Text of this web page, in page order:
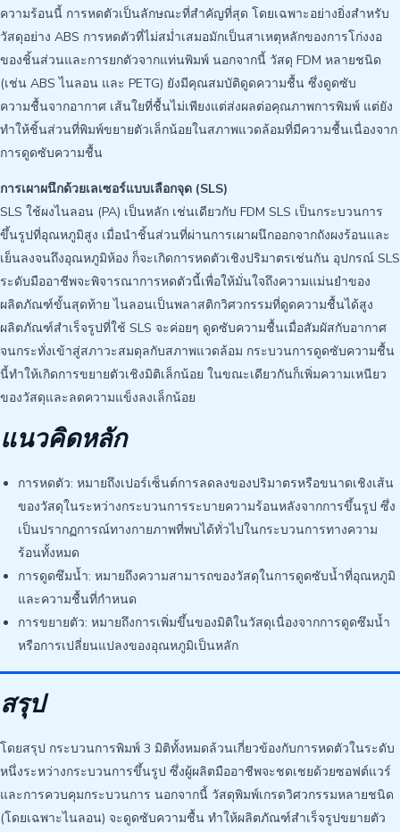
ความร้อนนี้ การหดตัวเป็นลักษณะที่สำคัญที่สุด โดยเฉพาะอย่างยิ่งสำหรับ
วัสดุอย่าง ABS การหดตัวที่ไม่สม่ำเสมอมักเป็นสาเหตุหลักของการโก่งงอ
ของชิ้นส่วนและการยกตัวจากแท่นพิมพ์ นอกจากนี้ วัสดุ FDM หลายชนิด
(เช่น ABS ไนลอน และ PETG) ยังมีคุณสมบัติดูดความชื้น ซึ่งดูดซับ
ความชื้นจากอากาศ เส้นใยที่ชื้นไม่เพียงแต่ส่งผลต่อคุณภาพการพิมพ์ แต่ยัง
ทำให้ชิ้นส่วนที่พิมพ์ขยายตัวเล็กน้อยในสภาพแวดล้อมที่มีความชื้นเนื่องจาก
การดูดซับความชื้น
การเผาผนึกด้วยเลเซอร์แบบเลือกจุด (SLS)
SLS ใช้ผงไนลอน (PA) เป็นหลัก เช่นเดียวกับ FDM SLS เป็นกระบวนการ
ขึ้นรูปที่อุณหภูมิสูง เมื่อนำชิ้นส่วนที่ผ่านการเผาผนึกออกจากถังผงร้อนและ
เย็นลงจนถึงอุณหภูมิห้อง ก็จะเกิดการหดตัวเชิงปริมาตรเช่นกัน อุปกรณ์ SLS
ระดับมืออาชีพจะพิจารณาการหดตัวนี้เพื่อให้มั่นใจถึงความแม่นยำของ
ผลิตภัณฑ์ขั้นสุดท้าย ไนลอนเป็นพลาสติกวิศวกรรมที่ดูดความชื้นได้สูง
ผลิตภัณฑ์สำเร็จรูปที่ใช้ SLS จะค่อยๆ ดูดซับความชื้นเมื่อสัมผัสกับอากาศ
จนกระทั่งเข้าสู่สภาวะสมดุลกับสภาพแวดล้อม กระบวนการดูดซับความชื้น
นี้ทำให้เกิดการขยายตัวเชิงมิติเล็กน้อย ในขณะเดียวกันก็เพิ่มความเหนียว
ของวัสดุและลดความแข็งลงเล็กน้อย
แนวคิดหลัก
การหดตัว: หมายถึงเปอร์เซ็นต์การลดลงของปริมาตรหรือขนาดเชิงเส้น
ของวัสดุในระหว่างกระบวนการระบายความร้อนหลังจากการขึ้นรูป ซึ่ง
เป็นปรากฏการณ์ทางกายภาพที่พบได้ทั่วไปในกระบวนการทางความ
ร้อนทั้งหมด
การดูดซึมน้ำ: หมายถึงความสามารถของวัสดุในการดูดซับน้ำที่อุณหภูมิ
และความชื้นที่กำหนด
การขยายตัว: หมายถึงการเพิ่มขึ้นของมิติในวัสดุเนื่องจากการดูดซึมน้ำ
หรือการเปลี่ยนแปลงของอุณหภูมิเป็นหลัก
สรุป
โดยสรุป กระบวนการพิมพ์ 3 มิติทั้งหมดล้วนเกี่ยวข้องกับการหดตัวในระดับ
หนึ่งระหว่างกระบวนการขึ้นรูป ซึ่งผู้ผลิตมืออาชีพจะชดเชยด้วยซอฟต์แวร์
และการควบคุมกระบวนการ นอกจากนี้ วัสดุพิมพ์เกรดวิศวกรรมหลายชนิด
(โดยเฉพาะไนลอน) จะดูดซับความชื้น ทำให้ผลิตภัณฑ์สำเร็จรูปขยายตัว